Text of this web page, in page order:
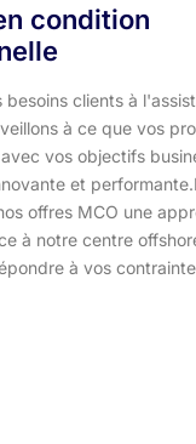
condition
besoins clients à
à ce que vos
vos objectifs
et performante.​
offres MCO une
à notre centre
à vos